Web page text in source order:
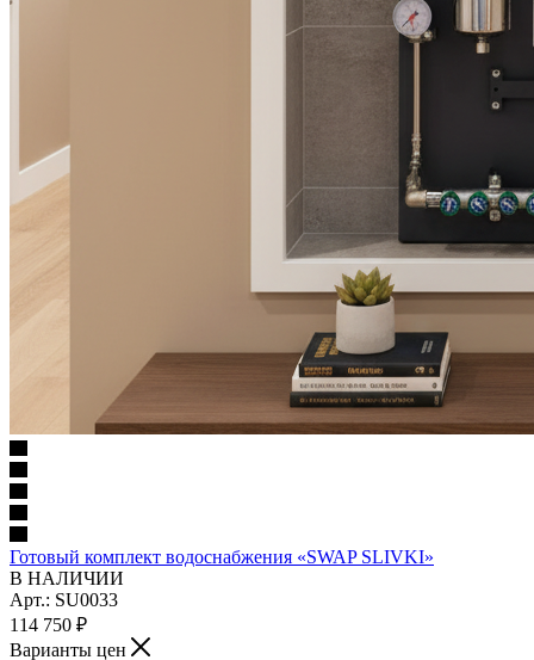
Готовый комплект водоснабжения «SWAP SLIVKI»
В НАЛИЧИИ
Арт.: SU0033
114 750 ₽
Варианты цен